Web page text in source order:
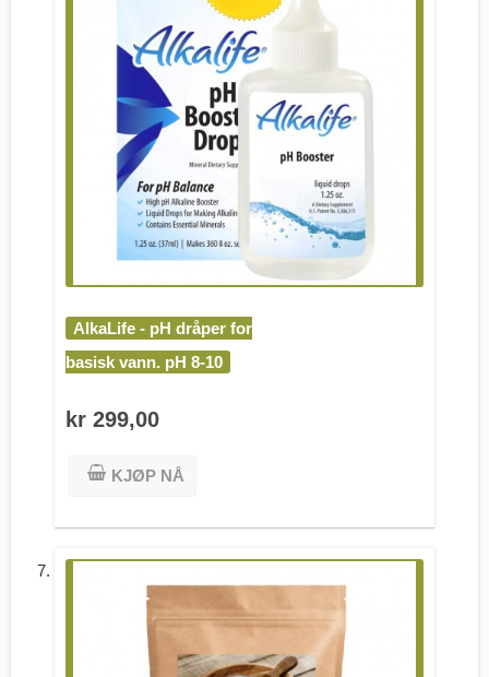
AlkaLife - pH dråper for
basisk vann. pH 8-10
kr 299,00
KJØP NÅ